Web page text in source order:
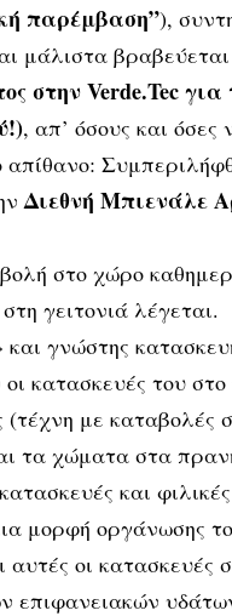
παρέμβαση”),
μάλιστα βραβεύεται
στην Verde.Tec
), απ’ όσους και όσες
απίθανο:
Διεθνή Μπιενάλε
στο χώρο
γειτονιά λέγεται.
και γνώστης
κατασκευές του
(τέχνη με
τα χώματα στα
και
μορφή οργάνωσης
αυτές οι
επιφανειακών